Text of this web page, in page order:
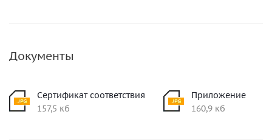
Документы
Сертификат соответствия
157,5 кб
Приложение
160,9 кб